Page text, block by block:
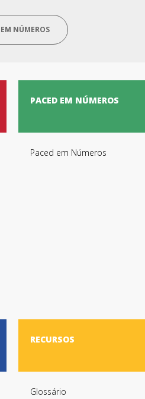
NÚMEROS
PACED EM NÚMEROS
Paced em Números
RECURSOS
Glossário
Utilização